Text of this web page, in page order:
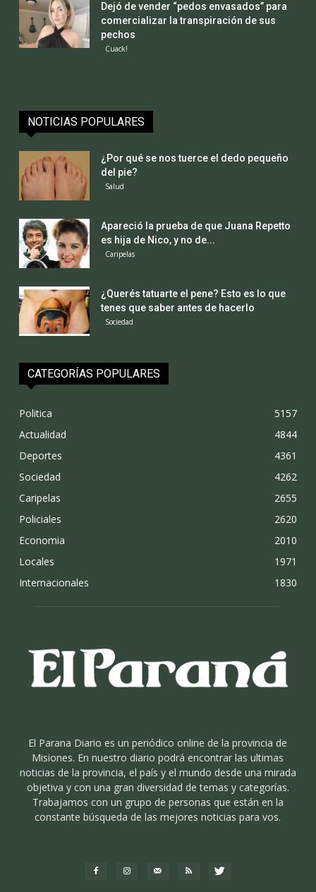
Dejó de vender “pedos envasados” para
comercializar la transpiración de sus
pechos
Cuack!
NOTICIAS POPULARES
¿Por qué se nos tuerce el dedo pequeño
del pie?
Salud
Apareció la prueba de que Juana Repetto
es hija de Nico, y no de...
Caripelas
¿Querés tatuarte el pene? Esto es lo que
tenes que saber antes de hacerlo
Sociedad
CATEGORÍAS POPULARES
Politica
5157
Actualidad
4844
Deportes
4361
Sociedad
4262
Caripelas
2655
Policiales
2620
Economia
2010
Locales
1971
Internacionales
1830
El Parana Diario es un periódico online de la provincia de
Misiones. En nuestro diario podrá encontrar las ultimas
noticias de la provincia, el país y el mundo desde una mirada
objetiva y con una gran diversidad de temas y categorías.
Trabajamos con un grupo de personas que están en la
constante búsqueda de las mejores noticias para vos.